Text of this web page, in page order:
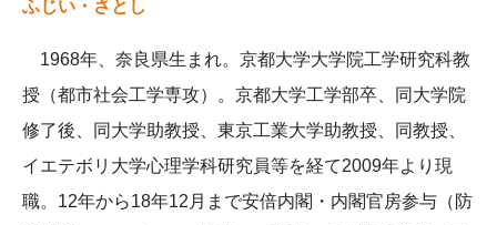
ふじい・さとし
1968年、奈良県生まれ。京都大学大学院工学研究科教
授（都市社会工学専攻）。京都大学工学部卒、同大学院
修了後、同大学助教授、東京工業大学助教授、同教授、
イエテボリ大学心理学科研究員等を経て2009年より現
職。12年から18年12月まで安倍内閣・内閣官房参与（防